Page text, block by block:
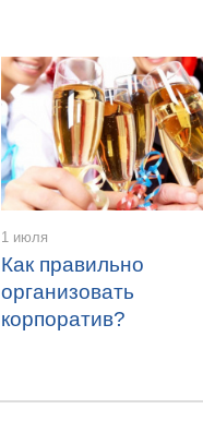
1 июля
Как правильно
организовать
корпоратив?